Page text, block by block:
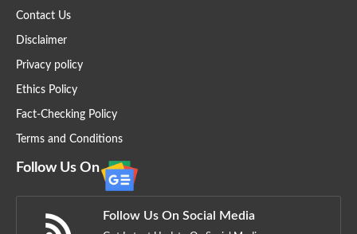
Contact Us
Disclaimer
Privacy policy
Ethics Policy
Fact-Checking Policy
Terms and Conditions
Follow Us On
Follow Us On Social Media